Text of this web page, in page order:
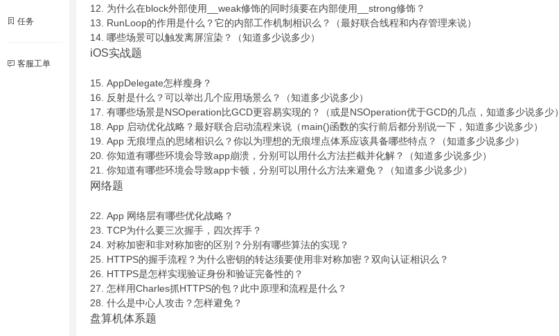
任务
客服工单
12. 为什么在block外部使用__weak修饰的同时须要在内部使用__strong修饰？
13. RunLoop的作用是什么？它的内部工作机制相识么？（最好联合线程和内存管理来说）
14. 哪些场景可以触发离屏渲染？（知道多少说多少）
iOS实战题
15. AppDelegate怎样瘦身？
16. 反射是什么？可以举出几个应用场景么？（知道多少说多少）
17. 有哪些场景是NSOperation比GCD更容易实现的？（或是NSOperation优于GCD的几点，知道多少说多少）
18. App 启动优化战略？最好联合启动流程来说（main()函数的实行前后都分别说一下，知道多少说多少）
19. App 无痕埋点的思绪相识么？你以为理想的无痕埋点体系应该具备哪些特点？（知道多少说多少）
20. 你知道有哪些环境会导致app崩溃，分别可以用什么方法拦截并化解？（知道多少说多少）
21. 你知道有哪些环境会导致app卡顿，分别可以用什么方法来避免？（知道多少说多少）
网络题
22. App 网络层有哪些优化战略？
23. TCP为什么要三次握手，四次挥手？
24. 对称加密和非对称加密的区别？分别有哪些算法的实现？
25. HTTPS的握手流程？为什么密钥的转达须要使用非对称加密？双向认证相识么？
26. HTTPS是怎样实现验证身份和验证完备性的？
27. 怎样用Charles抓HTTPS的包？此中原理和流程是什么？
28. 什么是中心人攻击？怎样避免？
盘算机体系题